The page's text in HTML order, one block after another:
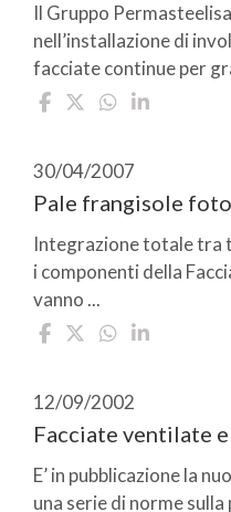
Il Gruppo
nell’installazione di
facciate continue per
30/04/2007
Pale frangisole
Integrazione totale tra
i componenti della
vanno ...
12/09/2002
Facciate ventilate
E’ in pubblicazione la
una serie di norme